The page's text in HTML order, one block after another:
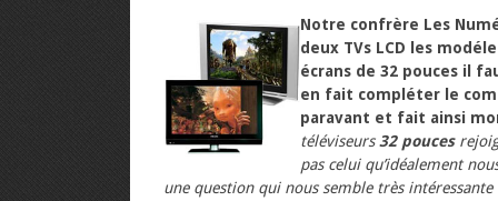
Notre confrère Les
deux TVs LCD les
écrans de 32 pouces il
en fait compléter le
paravant et fait ainsi
téléviseurs32 pouces
pas celui qu’idéalement
une question qui nous semble très